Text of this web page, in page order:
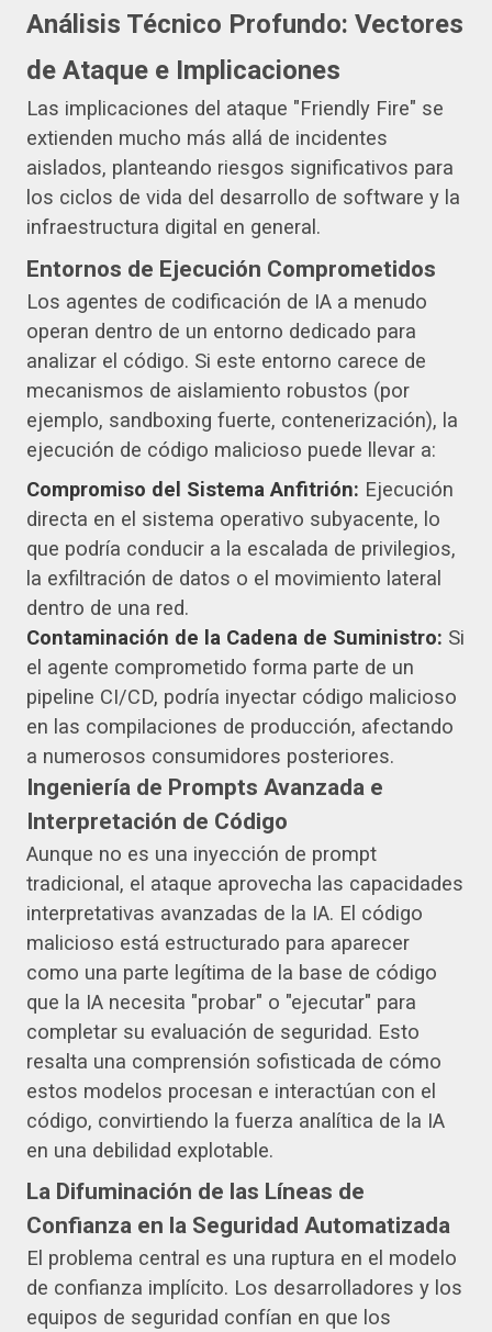
Análisis Técnico Profundo: Vectores
de Ataque e Implicaciones
Las implicaciones del ataque "Friendly Fire" se
extienden mucho más allá de incidentes
aislados, planteando riesgos significativos para
los ciclos de vida del desarrollo de software y la
infraestructura digital en general.
Entornos de Ejecución Comprometidos
Los agentes de codificación de IA a menudo
operan dentro de un entorno dedicado para
analizar el código. Si este entorno carece de
mecanismos de aislamiento robustos (por
ejemplo, sandboxing fuerte, contenerización), la
ejecución de código malicioso puede llevar a:
Compromiso del Sistema Anfitrión: Ejecución
directa en el sistema operativo subyacente, lo
que podría conducir a la escalada de privilegios,
la exfiltración de datos o el movimiento lateral
dentro de una red.
Contaminación de la Cadena de Suministro: Si
el agente comprometido forma parte de un
pipeline CI/CD, podría inyectar código malicioso
en las compilaciones de producción, afectando
a numerosos consumidores posteriores.
Ingeniería de Prompts Avanzada e
Interpretación de Código
Aunque no es una inyección de prompt
tradicional, el ataque aprovecha las capacidades
interpretativas avanzadas de la IA. El código
malicioso está estructurado para aparecer
como una parte legítima de la base de código
que la IA necesita "probar" o "ejecutar" para
completar su evaluación de seguridad. Esto
resalta una comprensión sofisticada de cómo
estos modelos procesan e interactúan con el
código, convirtiendo la fuerza analítica de la IA
en una debilidad explotable.
La Difuminación de las Líneas de
Confianza en la Seguridad Automatizada
El problema central es una ruptura en el modelo
de confianza implícito. Los desarrolladores y los
equipos de seguridad confían en que los